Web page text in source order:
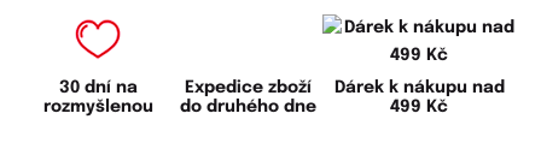
30 dní na
rozmyšlenou
Expedice zboží
do druhého dne
Dárek k nákupu nad
499 Kč